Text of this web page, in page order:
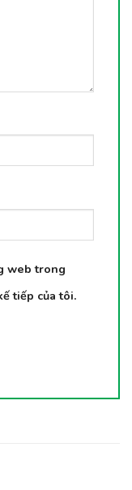
web trong
tiếp của tôi.